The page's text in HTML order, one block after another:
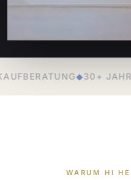
ERFAHRUNG◆
WARUM HI